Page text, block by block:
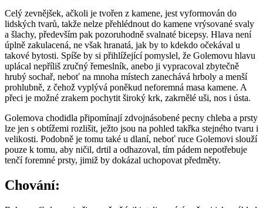
Celý zevnějšek, ačkoli je tvořen z kamene, jest vyformován do
lidských tvarů, takže nelze přehlédnout do kamene vrýsované svaly
a šlachy, především pak pozoruhodně svalnaté bicepsy. Hlava není
úplně zakulacená, ne však hranatá, jak by to kdekdo očekával u
takové bytosti. Spíše by si přihlížející pomyslel, že Golemovu hlavu
uplácal nepříliš zručný řemeslník, anebo ji vypracoval zbytečně
hrubý sochař, neboť na mnoha místech zanechává hrboly a menší
prohlubně, z čehož vyplývá poněkud neforemná masa kamene. A
přeci je možné zrakem pochytit široký krk, zakrnělé uši, nos i ústa.
Golemova chodidla připomínají zdvojnásobené pecny chleba a prsty
lze jen s obtížemi rozlišit, ježto jsou na pohled takřka stejného tvaru i
velikosti. Podobně je tomu také u dlaní, neboť ruce Golemovi slouží
pouze k tomu, aby ničil, drtil a odhazoval, tím pádem nepotřebuje
tenčí foremné prsty, jimiž by dokázal uchopovat předměty.
Chování: